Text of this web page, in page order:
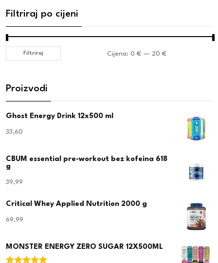
Filtriraj po cijeni
Filtriraj Cijena: 0 €— 20 €
Proizvodi
Ghost Energy Drink 12x500 ml
33,60
CBUM essential pre-workout bez kofeina 618
g
39,99
Critical Whey Applied Nutrition 2000 g
69,99
MONSTER ENERGY ZERO SUGAR 12X500ML